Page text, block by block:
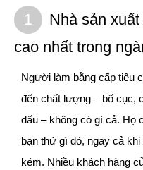
1
Nhà sản
cao nhất trong
Người làm bằng cấp tiêu
đến chất lượng – bố cục,
dấu – không có gì cả. Họ
bạn thứ gì đó, ngay cả
kém. Nhiều khách hàng